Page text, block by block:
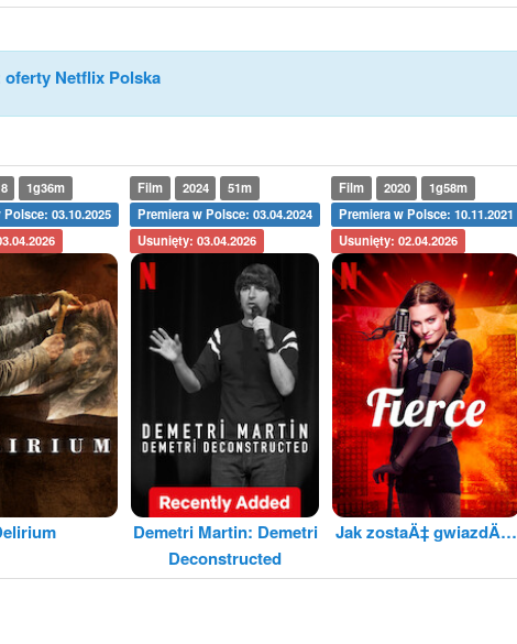
Netflix Polska
1g36m
03.10.2025
Film 2024
51m
Premiera w Polsce: 03.04.2024
Usunięty: 03.04.2026
Demetri Martin: Demetri
Deconstructed
Film 2020
1g58m
Premiera w Polsce: 10.11.2021
Usunięty: 02.04.2026
Jak zostaÄ‡ gwiazdÄ…